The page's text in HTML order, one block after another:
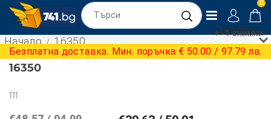
0
Начало 16350
+ -1 снимки
Безплатна доставка. Мин. поръчка € 50.00 / 97.79 лв.
16350
111